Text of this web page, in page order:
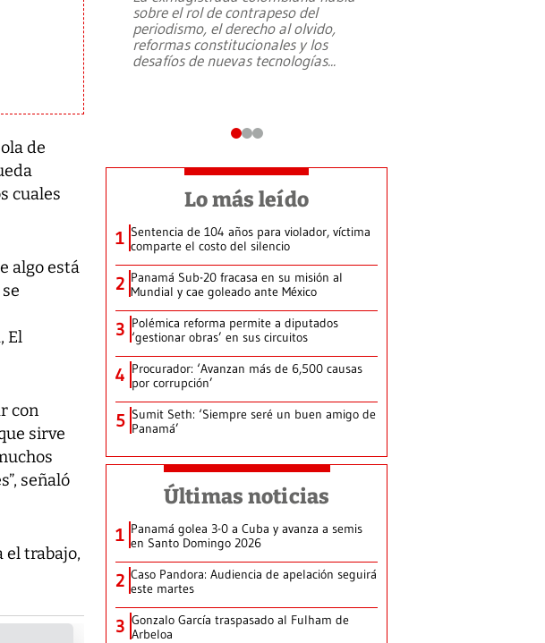
de
cuales
algo está
El
con
sirve
señaló
el trabajo,
sobre el rol de contrapeso del
periodismo, el derecho al olvido,
reformas constitucionales y los
desafíos de nuevas tecnologías...
Lo más leído
1 Sentencia de 104 años para violador, víctima
comparte el costo del silencio
2 Panamá Sub-20 fracasa en su misión al
Mundial y cae goleado ante México
3 Polémica reforma permite a diputados
‘gestionar obras’ en sus circuitos
4 Procurador: ‘Avanzan más de 6,500 causas
por corrupción’
5 Sumit Seth: ‘Siempre seré un buen amigo de
Panamá’
Últimas noticias
1 Panamá golea 3-0 a Cuba y avanza a semis
en Santo Domingo 2026
2 Caso Pandora: Audiencia de apelación seguirá
este martes
3 Gonzalo García traspasado al Fulham de
Arbeloa